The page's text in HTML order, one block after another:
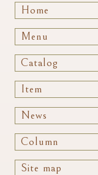
Home
Menu
Catalog
Item
News
Column
Site map